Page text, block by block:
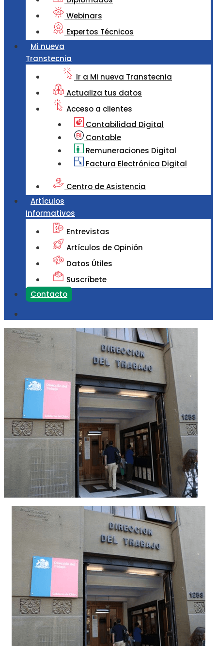
Webinars
Expertos Técnicos
Mi nueva
Transtecnia
Ir a Mi nueva Transtecnia
Actualiza tus datos
Acceso a clientes
Contabilidad Digital
Contable
Remuneraciones Digital
Factura Electrónica Digital
Centro de Asistencia
Artículos
Informativos
Entrevistas
Artículos de Opinión
Datos Útiles
Suscríbete
Contacto